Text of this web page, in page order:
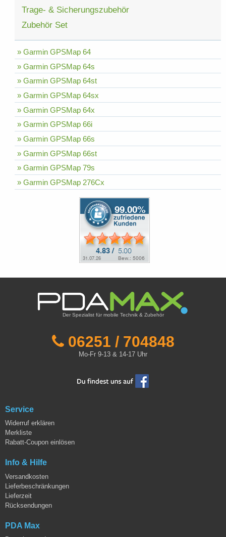
Trage- & Sicherungszubehör
Zubehör Set
» Garmin GPSMap 64
» Garmin GPSMap 64s
» Garmin GPSMap 64st
» Garmin GPSMap 64sx
» Garmin GPSMap 64x
» Garmin GPSMap 66i
» Garmin GPSMap 66s
» Garmin GPSMap 66st
» Garmin GPSMap 79s
» Garmin GPSMap 276Cx
Der Spezialist für mobile Technik & Zubehör
06251 / 704848
Mo-Fr 9-13 & 14-17 Uhr
Service
Widerruf erklären
Merkliste
Rabatt-Coupon einlösen
Info & Hilfe
Versandkosten
Lieferbeschränkungen
Lieferzeit
Rücksendungen
PDA Max